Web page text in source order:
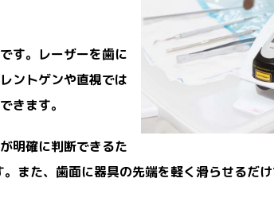
す。レーザーを歯に
ントゲンや直視では
きます。
明確に判断できるた
。また、歯面に器具の先端を軽く滑らせるだ